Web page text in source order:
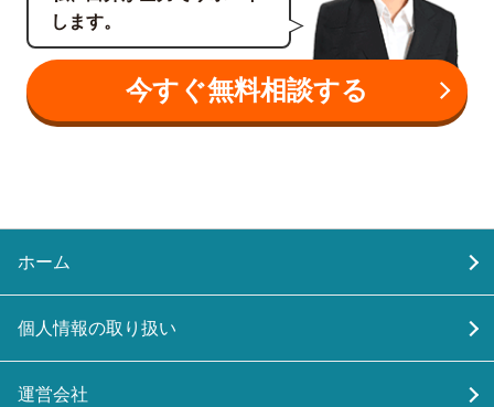
します。
今すぐ無料相談する
ホーム
個人情報の取り扱い
運営会社